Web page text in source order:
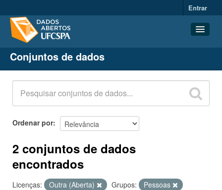
Entrar
Conjuntos de dados
Organizações
Grupos
Sobre
Conjuntos de dados
Ordenar por
2 conjuntos de dados
encontrados
Licenças: Outra (Aberta) Grupos:
Pessoas